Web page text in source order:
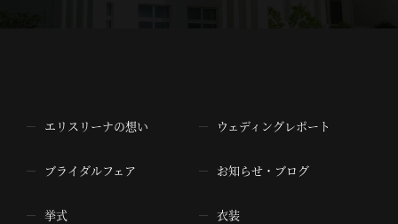
エリスリーナの想い
ブライダルフェア
挙式
ウェディングレポート
お知らせ・ブログ
衣装